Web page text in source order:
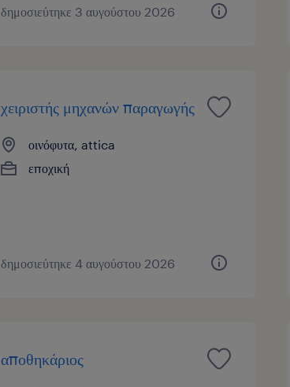
δημοσιεύτηκε 3 αυγούστου 2026
χειριστής μηχανών παραγωγής
οινόφυτα, attica
εποχική
δημοσιεύτηκε 4 αυγούστου 2026
αποθηκάριος